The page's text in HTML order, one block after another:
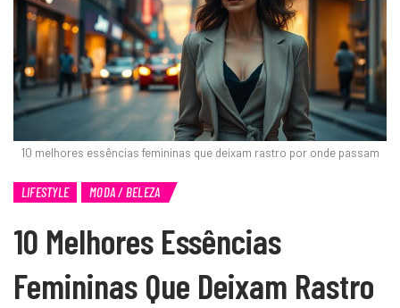
10 melhores essências femininas que deixam rastro por onde passam
LIFESTYLE MODA / BELEZA
10 Melhores Essências
Femininas Que Deixam Rastro